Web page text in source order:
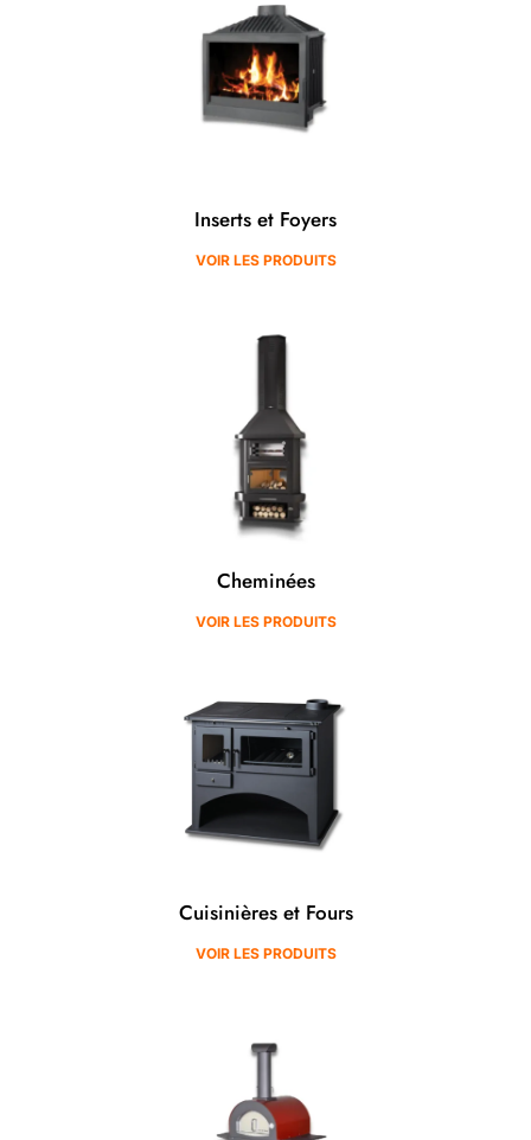
Inserts et Foyers
VOIR LES PRODUITS
Cheminées
VOIR LES PRODUITS
Cuisinières et Fours
VOIR LES PRODUITS